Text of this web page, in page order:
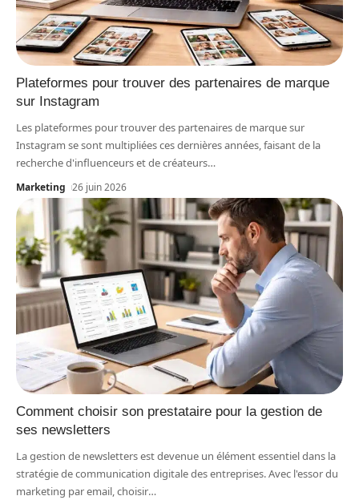
Plateformes pour trouver des partenaires de marque
sur Instagram
Les plateformes pour trouver des partenaires de marque sur
Instagram se sont multipliées ces dernières années, faisant de la
recherche d'influenceurs et de créateurs…
Marketing 26 juin 2026
Comment choisir son prestataire pour la gestion de
ses newsletters
La gestion de newsletters est devenue un élément essentiel dans la
stratégie de communication digitale des entreprises. Avec l'essor du
marketing par email, choisir…